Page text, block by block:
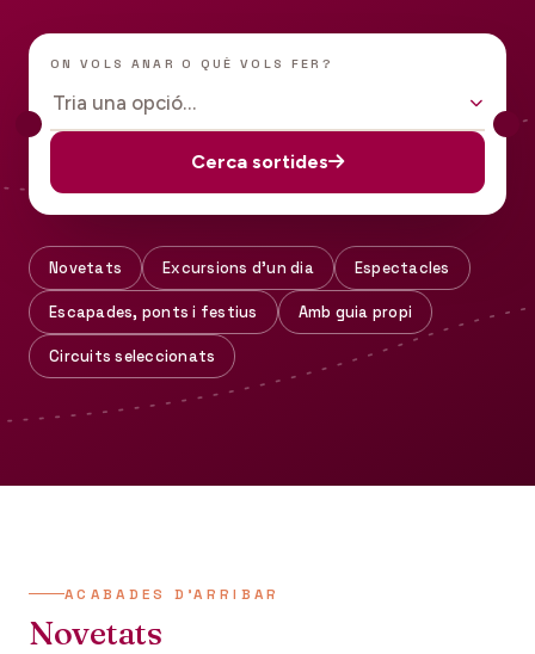
ON VOLS ANAR O QUÈ VOLS FER?
Tria una opció…
Cerca sortides
Novetats Excursions d'un dia Espectacles
Escapades, ponts i festius Amb guia propi
Circuits seleccionats
ACABADES D'ARRIBAR
Novetats